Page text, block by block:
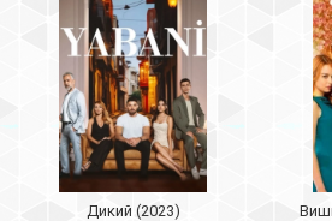
Дикий (2023)